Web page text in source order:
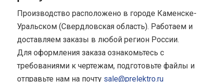
Производство расположено в городе Каменске-
Уральском (Свердловская область). Работаем и
доставляем заказы в любой регион России.
Для оформления заказа ознакомьтесь с
требованиями к чертежам, подготовьте файлы и
отправьте нам на почту sale@prelektro.ru